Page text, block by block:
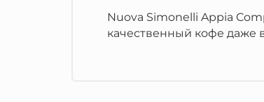
Nuova Simonelli Appia
качественный кофе даже